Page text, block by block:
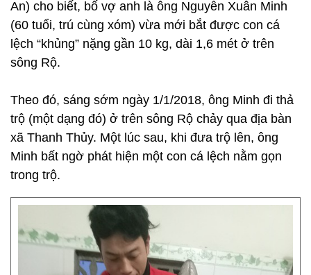
An) cho biết, bố vợ anh là ông Nguyễn Xuân Minh
(60 tuổi, trú cùng xóm) vừa mới bắt được con cá
lệch “khủng” nặng gần 10 kg, dài 1,6 mét ở trên
sông Rộ.
Theo đó, sáng sớm ngày 1/1/2018, ông Minh đi thả
trộ (một dạng đó) ở trên sông Rộ chảy qua địa bàn
xã Thanh Thủy. Một lúc sau, khi đưa trộ lên, ông
Minh bất ngờ phát hiện một con cá lệch nằm gọn
trong trộ.